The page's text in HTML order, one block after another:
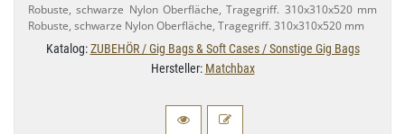
Robuste, schwarze Nylon Oberfläche, Tragegriff. 310x310x520 mm
Robuste, schwarze Nylon Oberfläche, Tragegriff. 310x310x520 mm
Katalog:ZUBEHÖR / Gig Bags & Soft Cases / Sonstige Gig Bags
Hersteller: Matchbax